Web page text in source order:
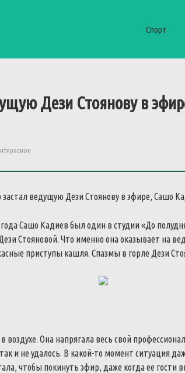
Спорт
Дези Стоянову в
Сашо Кадиев был один в студии «До
Стояновой. Что именно она оказывает на
приступы кашля. Спазмы в горле Дези
воздухе. Она напрягала весь свой
и не удалось. В какой-то момент ситуация
чтобы покинуть эфир, даже когда ее гости